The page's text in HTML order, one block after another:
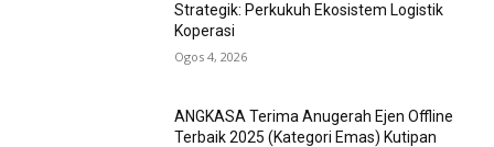
Strategik: Perkukuh Ekosistem Logistik
Koperasi
Ogos 4, 2026
ANGKASA Terima Anugerah Ejen Offline
Terbaik 2025 (Kategori Emas) Kutipan